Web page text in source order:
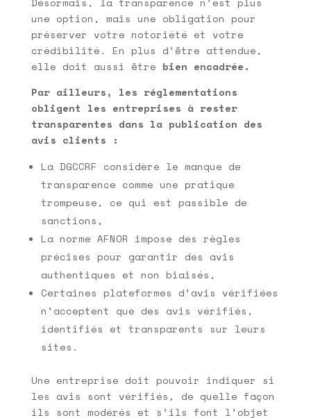
une option, mais une obligation pour
préserver votre notoriété et votre
crédibilité. En plus d’être attendue,
elle doit aussi être bien encadrée.
Par ailleurs, les réglementations
obligent les entreprises à rester
transparentes dans la publication des
avis clients :
La DGCCRF considère le manque de
transparence comme une pratique
trompeuse, ce qui est passible de
sanctions,
La norme AFNOR impose des règles
précises pour garantir des avis
authentiques et non biaisés,
Certaines plateformes d’avis vérifiées
n’acceptent que des avis vérifiés,
identifiés et transparents sur leurs
sites.
Une entreprise doit pouvoir indiquer si
les avis sont vérifiés, de quelle façon
ils sont modérés et s’ils font l’objet